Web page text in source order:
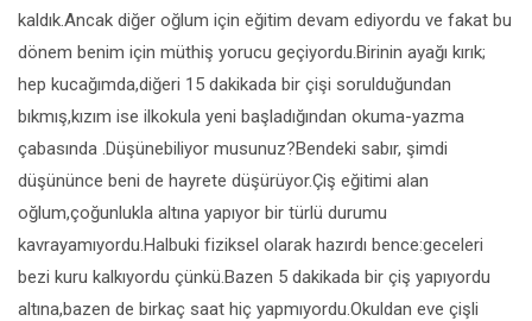
kaldık.Ancak diğer oğlum için eğitim devam ediyordu ve fakat bu
dönem benim için müthiş yorucu geçiyordu.Birinin ayağı kırık;
hep kucağımda,diğeri 15 dakikada bir çişi sorulduğundan
bıkmış,kızım ise ilkokula yeni başladığından okuma-yazma
çabasında .Düşünebiliyor musunuz?Bendeki sabır, şimdi
düşününce beni de hayrete düşürüyor.Çiş eğitimi alan
oğlum,çoğunlukla altına yapıyor bir türlü durumu
kavrayamıyordu.Halbuki fiziksel olarak hazırdı bence:geceleri
bezi kuru kalkıyordu çünkü.Bazen 5 dakikada bir çiş yapıyordu
altına,bazen de birkaç saat hiç yapmıyordu.Okuldan eve çişli